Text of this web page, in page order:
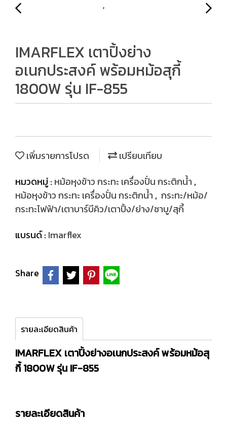
IMARFLEX เตาปิ้งย่าง
อเนกประสงค์ พร้อมหม้อสุกี้
1800W รุ่น IF-855
เพิ่มรายการโปรด
เปรียบเทียบ
หมวดหมู่ : หม้อหุงข้าว กระทะ เครื่องปั่น กระติกน้ำ ,
หม้อหุงข้าว กระทะ เครื่องปั่น กระติกน้ำ , กระทะ/หม้อ/
กระทะไฟฟ้า/เตาบาร์บีคิว/เตาปิ้ง/ย่าง/ชาบู/สุกี้
แบรนด์ : Imarflex
Share
รายละเอียดสินค้า
IMARFLEX เตาปิ้งย่างอเนกประสงค์ พร้อมหม้อสุ
กี้ 1800W รุ่น IF-855
รายละเอียดสินค้า